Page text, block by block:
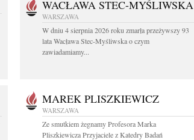
WACŁAWA STEC-MYŚLIWSKA
WARSZAWA
W dniu 4 sierpnia 2026 roku zmarła przeżywszy 93
lata Wacława Stec-Myśliwska o czym
zawiadamiamy...
MAREK PLISZKIEWICZ
WARSZAWA
Ze smutkiem żegnamy Profesora Marka
Pliszkiewicza Przyjaciele z Katedry Badań